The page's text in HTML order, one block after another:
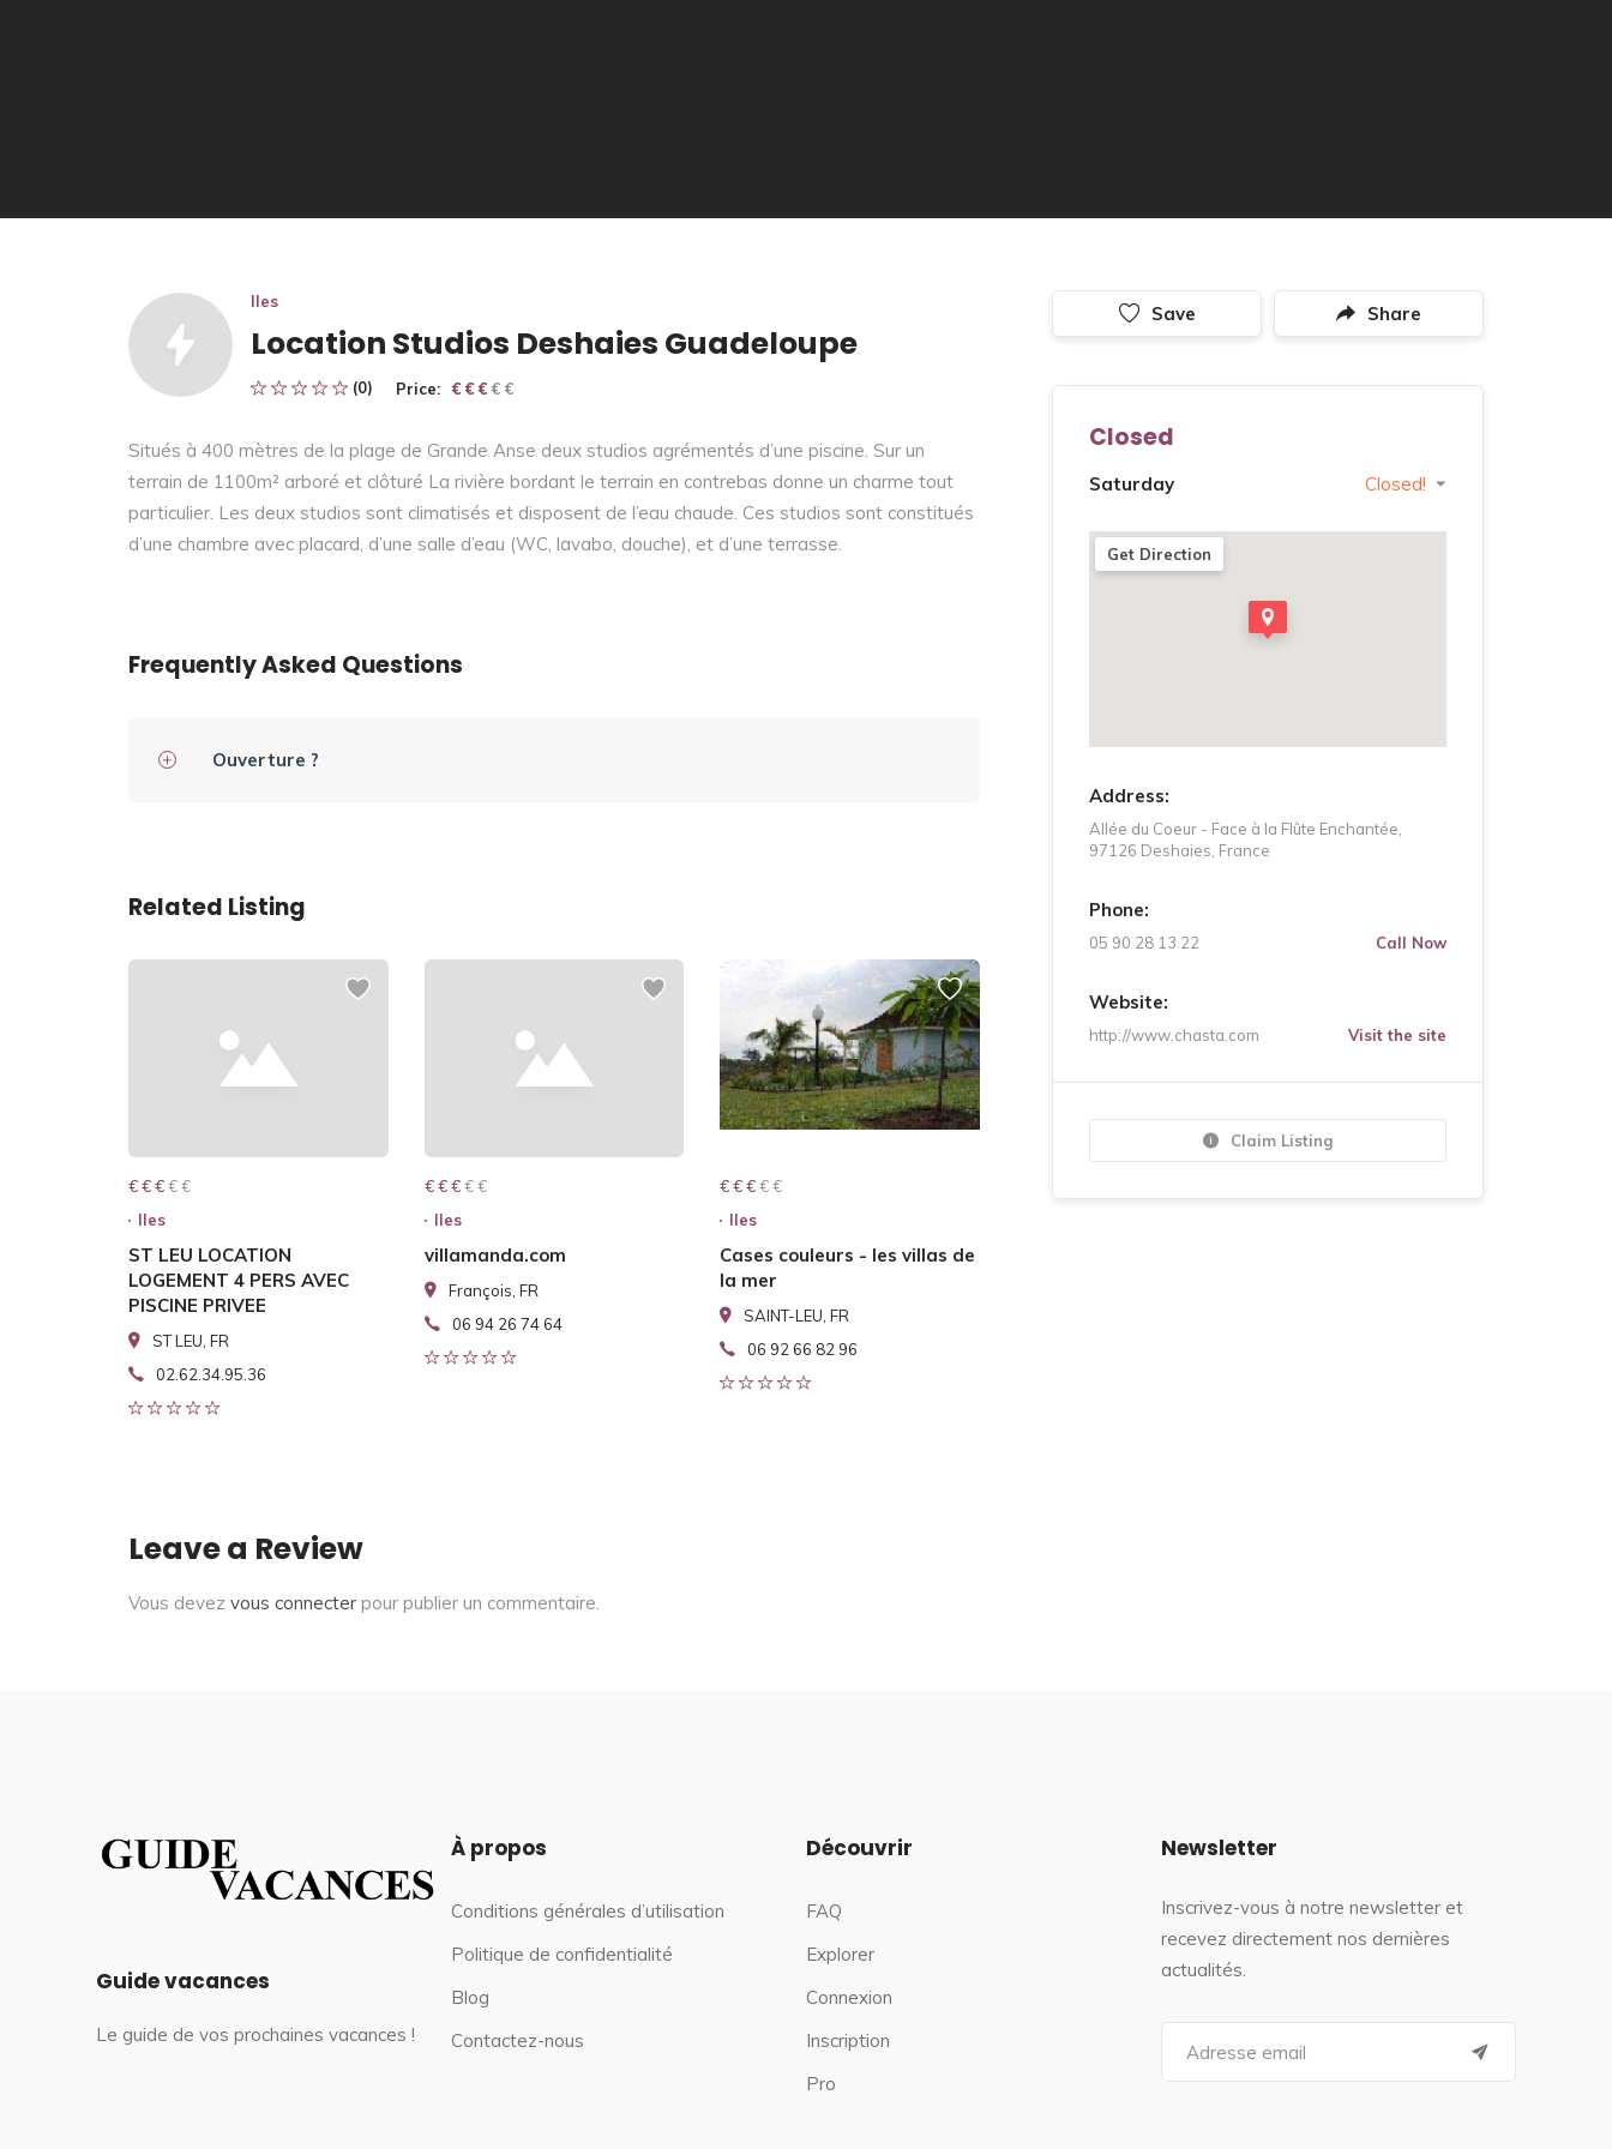
Iles
Location Studios Deshaies Guadeloupe
(0) Price: € € € € €
€ € €
Situés à 400 mètres de la plage de Grande Anse deux studios agrémentés d’une piscine. Sur un
terrain de 1100m² arboré et clôturé La rivière bordant le terrain en contrebas donne un charme tout
particulier. Les deux studios sont climatisés et disposent de l’eau chaude. Ces studios sont constitués
d’une chambre avec placard, d’une salle d’eau (WC, lavabo, douche), et d’une terrasse.
Frequently Asked Questions
Ouverture ?
Related Listing
€ € € € €
€ € €
Iles
ST LEU LOCATION
LOGEMENT 4 PERS AVEC
PISCINE PRIVEE
ST LEU, FR
02.62.34.95.36
€ € € € €
€ € €
Iles
villamanda.com
François, FR
06 94 26 74 64
€ € € € €
€ € €
Iles
Cases couleurs - les villas de
la mer
SAINT-LEU, FR
06 92 66 82 96
Leave a Review
Vous devez vous connecter pour publier un commentaire.
Save Share
Closed
Saturday Closed!
Get Direction
Address:
Allée du Coeur - Face à la Flûte Enchantée,
97126 Deshaies, France
Phone:
05 90 28 13 22 Call Now
Website:
http://www.chasta.com Visit the site
Claim Listing
Guide vacances
Le guide de vos prochaines vacances !
À propos
Conditions générales d’utilisation
Politique de confidentialité
Blog
Contactez-nous
Découvrir
FAQ
Explorer
Connexion
Inscription
Pro
Newsletter
Inscrivez-vous à notre newsletter et
recevez directement nos dernières
actualités.
a